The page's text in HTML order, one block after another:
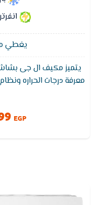
انفرتر
يغطي
يتميز مكيف ال جى
معرفة درجات الحراره
10 سنوات من ال جى
EGP